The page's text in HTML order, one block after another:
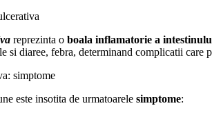
reprezinta o boala inflamatorie a
si diaree, febra, determinand complicatii care
simptome
este insotita de urmatoarele simptome: